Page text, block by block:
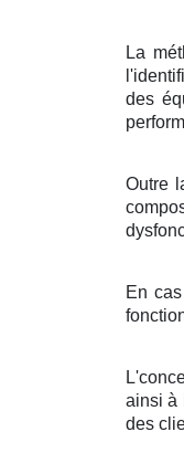
La
des
Outre
En
ainsi à
des